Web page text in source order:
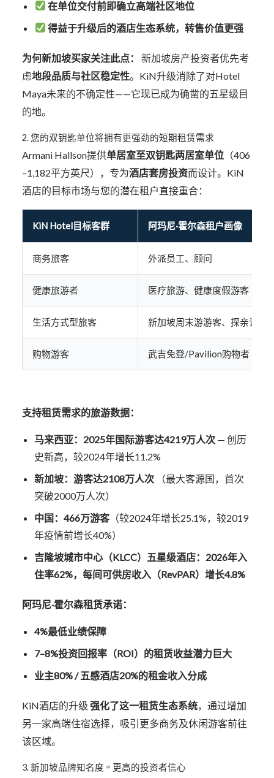
在单位交付前即确立高端社区地位
得益于升级后的酒店生态系统，转售价值更强
为何新加坡买家关注此点：
新加坡房产投资者优先考
虑地段品质与社区稳定性。KiN升级消除了对Hotel
Maya未来的不确定性——它现已成为确凿的五星级目
的地。
2. 您的双钥匙单位将拥有更强劲的短期租赁需求
Armani Hallson提供单居室至双钥匙两居室单位 （406
–1,182平方英尺），专为酒店套房投资而设计。KiN
酒店的目标市场与您的潜在租户直接重合：
KiN Hotel目标客群 阿玛尼·霍尔森租户画像
商务旅客 外派员工、顾问
健康旅游者 医疗旅游、健康度假游客
生活方式型旅客 新加坡周末游游客、探亲访友
购物游客 武吉免登/Pavilion购物者
支持租赁需求的旅游数据：
马来西亚：2025年国际游客达4219万人次 — 创历
史新高，较2024年增长11.2%
新加坡：游客达2108万人次 （最大客源国，首次
突破2000万人次）
中国：466万游客 （较2024年增长25.1%，较2019
年疫情前增长40%）
吉隆坡城市中心（KLCC）五星级酒店：2026年入
住率62%，每间可供房收入（RevPAR）增长4.8%
阿玛尼·霍尔森租赁承诺：
4%最低业绩保障
7–8%投资回报率（ROI）的租赁收益潜力巨大
业主80% / 五感酒店20%的租金收入分成
KiN酒店的升级强化了这一租赁生态系统，通过增加
另一家高端住宿选择，吸引更多商务及休闲游客前往
该区域。
3. 新加坡品牌知名度 = 更高的投资者信心